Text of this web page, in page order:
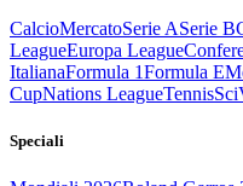
CalcioMercatoSerie ASerie B
LeagueEuropa League
ItalianaFormula 1Formula E
CupNations LeagueTennisSci
Speciali